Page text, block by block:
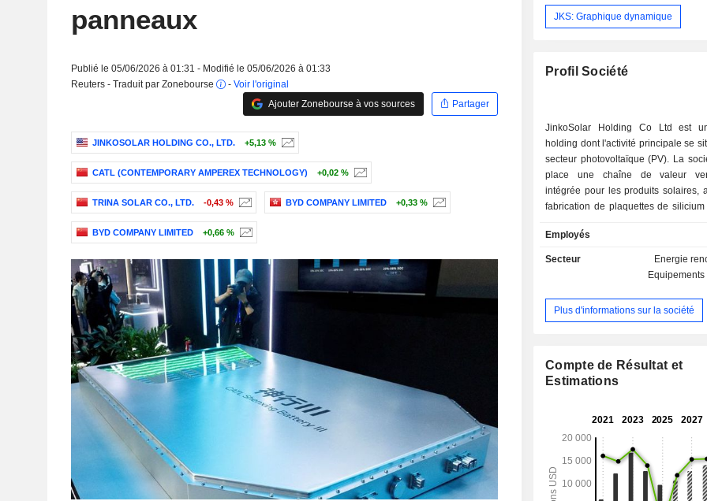
panneaux
Publié le 05/06/2026 à 01:31 - Modifié le 05/06/2026 à 01:33
Reuters - Traduit par Zonebourse
- Voir l'original
Ajouter Zonebourse à vos sources
Partager
JINKOSOLAR HOLDING CO., LTD. +5,13 %
CATL (CONTEMPORARY AMPEREX TECHNOLOGY) +0,02 %
TRINA SOLAR CO., LTD. -0,43 % BYD COMPANY LIMITED +0,33 %
BYD COMPANY LIMITED +0,66 %
JKS: Graphique dynamique
Profil Société
JinkoSolar Holding Co Ltd est
holding dont l'activité principale se
secteur photovoltaïque (PV). La
place une chaîne de valeur
intégrée pour les produits solaires,
fabrication de plaquettes de
comprennent les plaquettes de
cellules solaires et les modules
société commercialise ses
active dans la production d'énergie
dans les services
activités principalement sur
nationaux et internationaux.
Employés
Secteur
Energie
Plus d'informations sur la société
Compte de Résultat et
Estimations